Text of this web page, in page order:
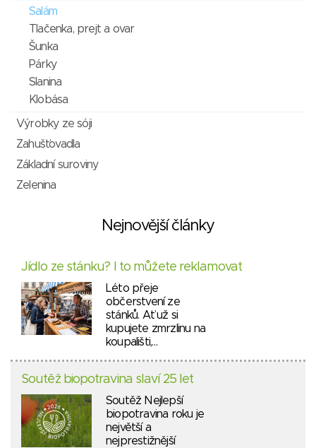
Salám
Tlačenka, prejt a ovar
Šunka
Párky
Slanina
Klobása
Výrobky ze sóji
Zahušťovadla
Základní suroviny
Zelenina
Nejnovější články
Jídlo ze stánku? I to můžete reklamovat
Léto přeje
občerstvení ze
stánků. Ať už si
kupujete zmrzlinu na
koupališti,…
Soutěž biopotravina slaví 25 let
Soutěž Nejlepší
biopotravina roku je
největší a
nejprestižnější